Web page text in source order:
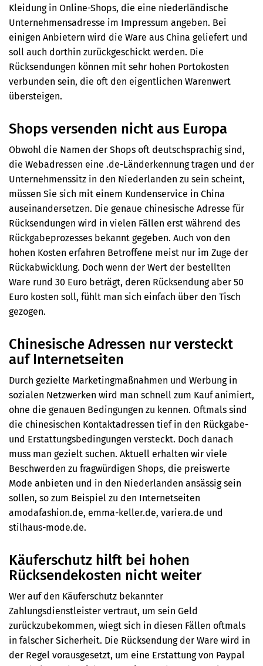
Kleidung in Online-Shops, die eine niederländische
Unternehmensadresse im Impressum angeben. Bei
einigen Anbietern wird die Ware aus China geliefert und
soll auch dorthin zurückgeschickt werden. Die
Rücksendungen können mit sehr hohen Portokosten
verbunden sein, die oft den eigentlichen Warenwert
übersteigen.
Shops versenden nicht aus Europa
Obwohl die Namen der Shops oft deutschsprachig sind,
die Webadressen eine .de-Länderkennung tragen und der
Unternehmenssitz in den Niederlanden zu sein scheint,
müssen Sie sich mit einem Kundenservice in China
auseinandersetzen. Die genaue chinesische Adresse für
Rücksendungen wird in vielen Fällen erst während des
Rückgabeprozesses bekannt gegeben. Auch von den
hohen Kosten erfahren Betroffene meist nur im Zuge der
Rückabwicklung. Doch wenn der Wert der bestellten
Ware rund 30 Euro beträgt, deren Rücksendung aber 50
Euro kosten soll, fühlt man sich einfach über den Tisch
gezogen.
Chinesische Adressen nur versteckt
auf Internetseiten
Durch gezielte Marketingmaßnahmen und Werbung in
sozialen Netzwerken wird man schnell zum Kauf animiert,
ohne die genauen Bedingungen zu kennen. Oftmals sind
die chinesischen Kontaktadressen tief in den Rückgabe-
und Erstattungsbedingungen versteckt. Doch danach
muss man gezielt suchen. Aktuell erhalten wir viele
Beschwerden zu fragwürdigen Shops, die preiswerte
Mode anbieten und in den Niederlanden ansässig sein
sollen, so zum Beispiel zu den Internetseiten
amodafashion.de, emma-keller.de, variera.de und
stilhaus-mode.de.
Käuferschutz hilft bei hohen
Rücksendekosten nicht weiter
Wer auf den Käuferschutz bekannter
Zahlungsdienstleister vertraut, um sein Geld
zurückzubekommen, wiegt sich in diesen Fällen oftmals
in falscher Sicherheit. Die Rücksendung der Ware wird in
der Regel vorausgesetzt, um eine Erstattung von Paypal